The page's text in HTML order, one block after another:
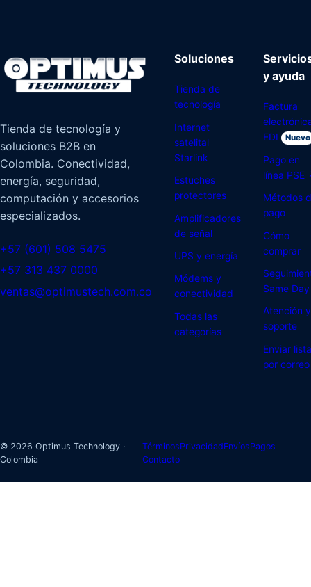
Tienda de tecnología y
soluciones B2B en
Colombia. Conectividad,
energía, seguridad,
computación y accesorios
especializados.
+57 (601) 508 5475
+57 313 437 0000
ventas@optimustech.com.co
Soluciones
Tienda de
tecnología
Internet
satelital
Starlink
Estuches
protectores
Amplificadores
de señal
UPS y energía
Módems y
conectividad
Todas las
categorías
y ayuda
Factura
EDI
Nuevo
Pago en
línea PSE
Métodos
pago
Cómo
comprar
Same Day
Atención y
soporte
Enviar lista
por correo
© 2026 Optimus Technology ·
Colombia
TérminosPrivacidadEnvíosPagos
Contacto